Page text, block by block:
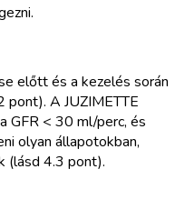
előtt és a kezelés során
pont). A JUZIMETTE
GFR < 30 ml/perc, és
olyan állapotokban,
(lásd 4.3 pont).